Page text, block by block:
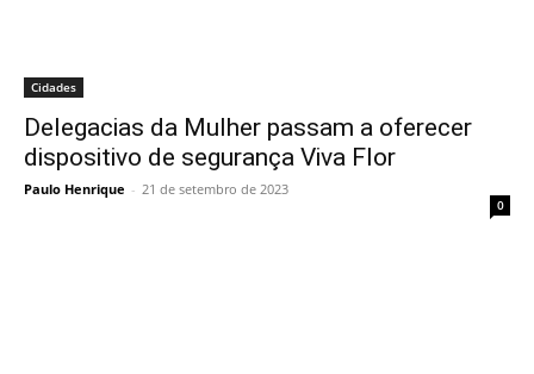
Cidades
Delegacias da Mulher passam a oferecer
dispositivo de segurança Viva Flor
Paulo Henrique - 21 de setembro de 2023
0